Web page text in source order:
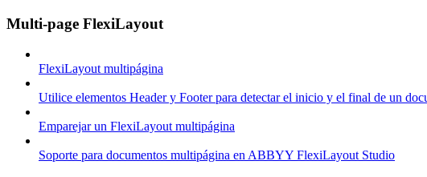
Multi-page FlexiLayout
FlexiLayout multipágina
Utilice elementos Header y Footer para detectar el inicio y el final de un
Emparejar un FlexiLayout multipágina
Soporte para documentos multipágina en ABBYY FlexiLayout Studio